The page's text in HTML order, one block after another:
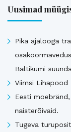
Uusimad
Pika ajalooga
Baltikumi
Viimsi
Eesti
naisterõivaid.
Tugeva